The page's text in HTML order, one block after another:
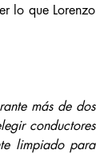
lo que Lorenzo
más de dos
conductores
limpiado para